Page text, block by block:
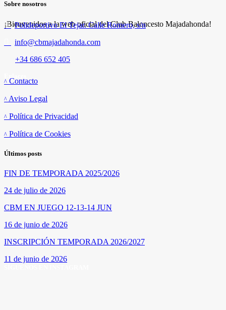
Sobre nosotros
¡Bienvenidos a la web oficial del Club Baloncesto Majadahonda!
Polideportivo El Tejar. Calle Romero, s/n
info@cbmajadahonda.com
+34 686 652 405
Contacto
Aviso Legal
Política de Privacidad
Política de Cookies
Últimos posts
FIN DE TEMPORADA 2025/2026
24 de julio de 2026
CBM EN JUEGO 12-13-14 JUN
16 de junio de 2026
INSCRIPCIÓN TEMPORADA 2026/2027
11 de junio de 2026